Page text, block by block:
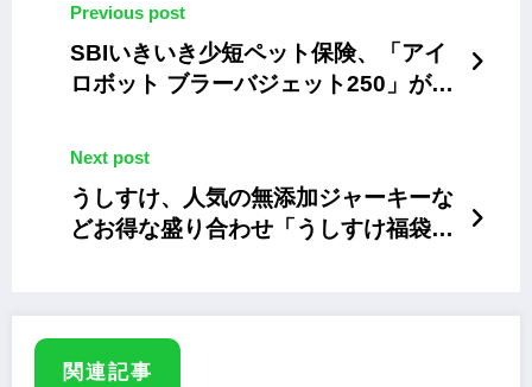
Previous post
SBIいきいき少短ペット保険、「アイ
ロボット ブラーバジェット250」が抽
Next post
うしすけ、人気の無添加ジャーキーな
どお得な盛り合わせ「うしすけ福袋
関連記事